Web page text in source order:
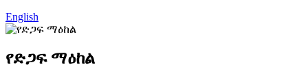
English
የድጋፍ ማዕከል